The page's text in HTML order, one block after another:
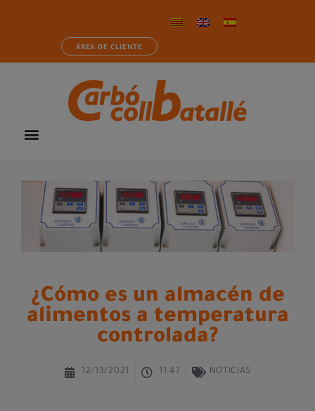
ÁREA DE CLIENTE
¿Cómo es un almacén de
alimentos a temperatura
controlada?
12/13/2021 11:47 NOTICIAS